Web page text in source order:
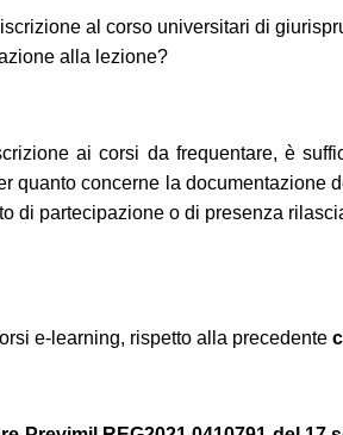
al corso universitari di
alla lezione?
ai corsi da frequentare, è
quanto concerne la documentazione
di partecipazione o di presenza
e-learning, rispetto alla precedente